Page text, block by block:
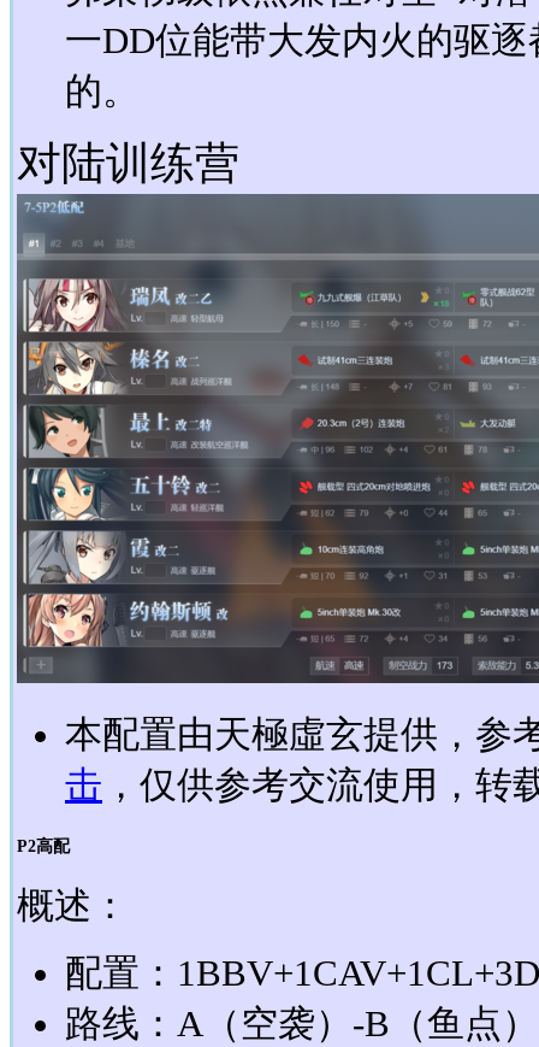
一DD位能带大发内火的驱
的。
对陆训练营
本配置由天極虛玄提供，参
击 ，仅供参考交流使用，转
P2高配
概述：
配置：
路线：A（空袭）-B（鱼点